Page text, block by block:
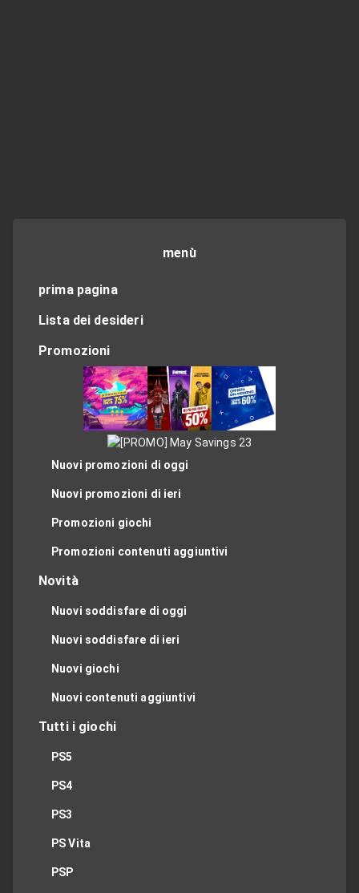
menù
prima pagina
Lista dei desideri
Promozioni
Nuovi promozioni di oggi
Nuovi promozioni di ieri
Promozioni giochi
Promozioni contenuti aggiuntivi
Novità
Nuovi soddisfare di oggi
Nuovi soddisfare di ieri
Nuovi giochi
Nuovi contenuti aggiuntivi
Tutti i giochi
PS5
PS4
PS3
PS Vita
PSP